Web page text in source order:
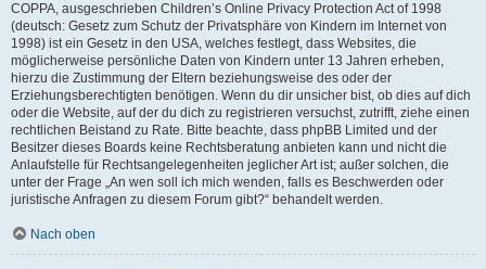
COPPA, ausgeschrieben Children’s Online Privacy Protection Act of 1998
(deutsch: Gesetz zum Schutz der Privatsphäre von Kindern im Internet von
1998) ist ein Gesetz in den USA, welches festlegt, dass Websites, die
möglicherweise persönliche Daten von Kindern unter 13 Jahren erheben,
hierzu die Zustimmung der Eltern beziehungsweise des oder der
Erziehungsberechtigten benötigen. Wenn du dir unsicher bist, ob dies auf dich
oder die Website, auf der du dich zu registrieren versuchst, zutrifft, ziehe einen
rechtlichen Beistand zu Rate. Bitte beachte, dass phpBB Limited und der
Besitzer dieses Boards keine Rechtsberatung anbieten kann und nicht die
Anlaufstelle für Rechtsangelegenheiten jeglicher Art ist; außer solchen, die
unter der Frage „An wen soll ich mich wenden, falls es Beschwerden oder
juristische Anfragen zu diesem Forum gibt?“ behandelt werden.
Nach oben